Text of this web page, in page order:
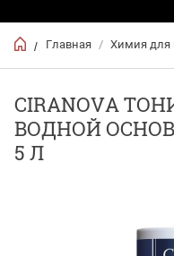
/ Главная / Химия для
CIRANOVA
ВОДНОЙ
5 Л